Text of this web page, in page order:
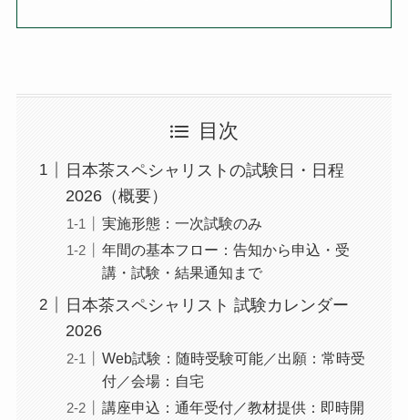
目次
日本茶スペシャリストの試験日・日程
2026（概要）
実施形態：一次試験のみ
年間の基本フロー：告知から申込・受
講・試験・結果通知まで
日本茶スペシャリスト 試験カレンダー
2026
Web試験：随時受験可能／出願：常時受
付／会場：自宅
講座申込：通年受付／教材提供：即時開